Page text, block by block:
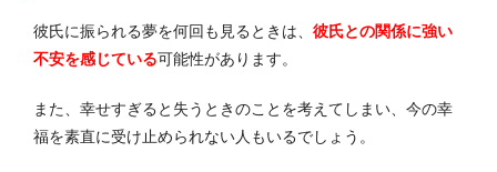
彼氏に振られる夢を何回も見るときは、 彼氏との関係に強い
不安を感じている可能性があります。
また、幸せすぎると失うときのことを考えてしまい、今の幸
福を素直に受け止められない人もいるでしょう。